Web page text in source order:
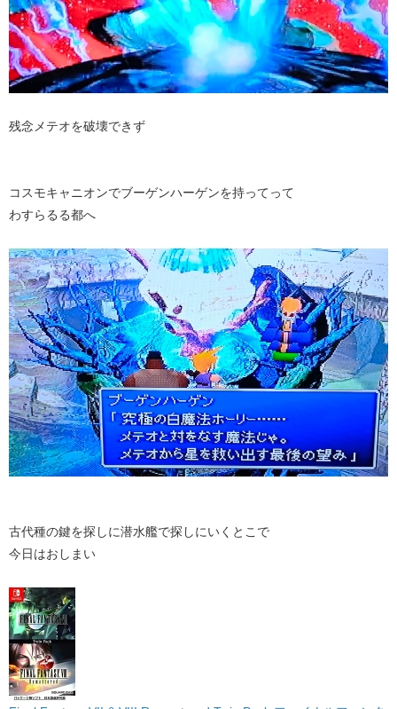
残念メテオを破壊できず
コスモキャニオンでブーゲンハーゲンを持ってって
わすらるる都へ
古代種の鍵を探しに潜水艦で探しにいくとこで
今日はおしまい